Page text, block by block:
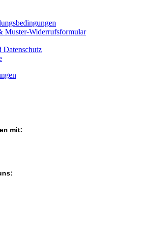
Muster-Widerrufsformular
Datenschutz
mit: